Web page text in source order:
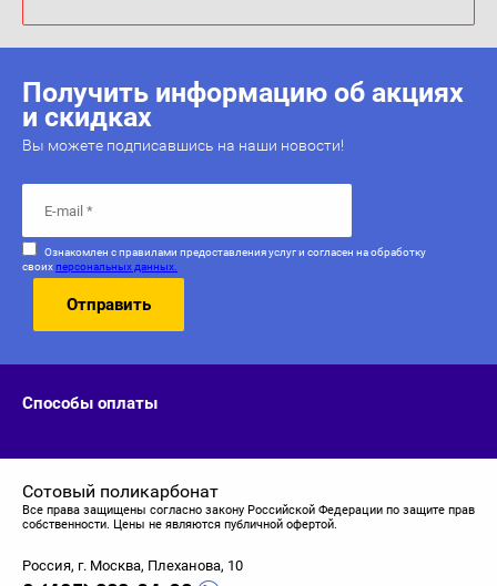
Получить информацию об акциях
и скидках
Вы можете подписавшись на наши новости!
Ознакомлен с правилами предоставления услуг и согласен на обработку
своихперсональных данных.
Отправить
Способы оплаты
Сотовый поликарбонат
Все права защищены согласно закону Российской Федерации по защите прав
собственности. Цены не являются публичной офертой.
Россия, г. Москва, Плеханова, 10